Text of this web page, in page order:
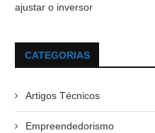
ajustar o inversor
CATEGORIAS
Artigos Técnicos
Empreendedorismo